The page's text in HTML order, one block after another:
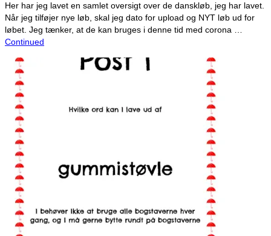
Her har jeg lavet en samlet oversigt over de danskløb, jeg har lavet.
Når jeg tilføjer nye løb, skal jeg dato for upload og NYT løb ud for
løbet. Jeg tænker, at de kan bruges i denne tid med corona …
Continued